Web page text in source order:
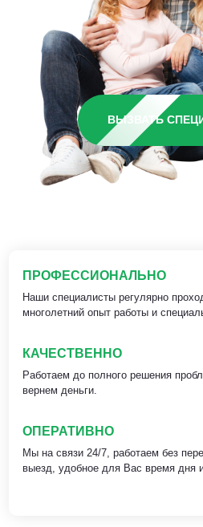
ВЫЗВАТЬ
ПРОФЕССИОНАЛЬНО
Наши специалисты регулярно
многолетний опыт работы и
КАЧЕСТВЕННО
Работаем до полного решения
вернем деньги.
ОПЕРАТИВНО
Мы на связи 24/7, работаем без
выезд, удобное для Вас время дня